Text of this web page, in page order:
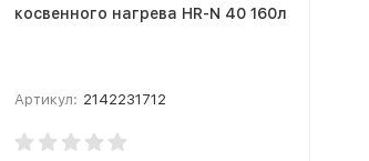
косвенного нагрева HR-N 40 160л
Артикул: 2142231712